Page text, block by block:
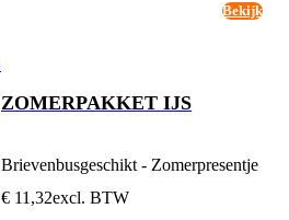
Bekijk
ZOMERPAKKET IJS
Brievenbusgeschikt - Zomerpresentje
€ 11,32excl. BTW